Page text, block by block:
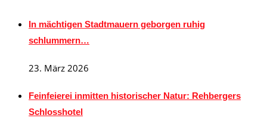
In mächtigen Stadtmauern geborgen ruhig
schlummern…
23. März 2026
Feinfeierei inmitten historischer Natur: Rehbergers
Schlosshotel